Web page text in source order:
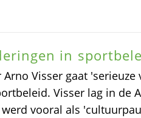
in
Arno Visser gaat
Visser lag in de
vooral als